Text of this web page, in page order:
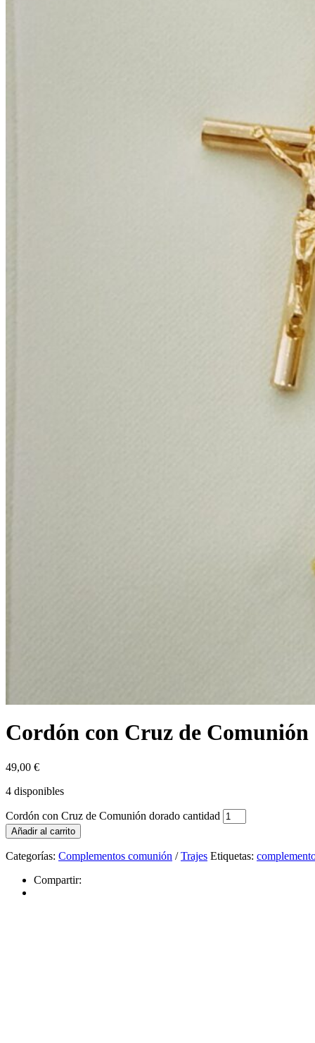
Cordón con Cruz de
49,00 €
4 disponibles
Cordón con Cruz de Comunión dorado cantidad
Añadir al carrito
Categorías: Complementos comunión /Trajes Etiquetas:
Compartir: